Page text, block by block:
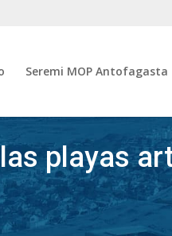
Seremi MOP Antofagasta
playas